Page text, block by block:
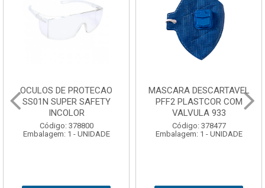
OCULOS DE PROTECAO
SS01N SUPER SAFETY
INCOLOR
Código: 378800
Embalagem: 1 - UNIDADE
MASCARA DESCARTAVEL
PFF2 PLASTCOR COM
VALVULA 933
Código: 378477
Embalagem: 1 - UNIDADE